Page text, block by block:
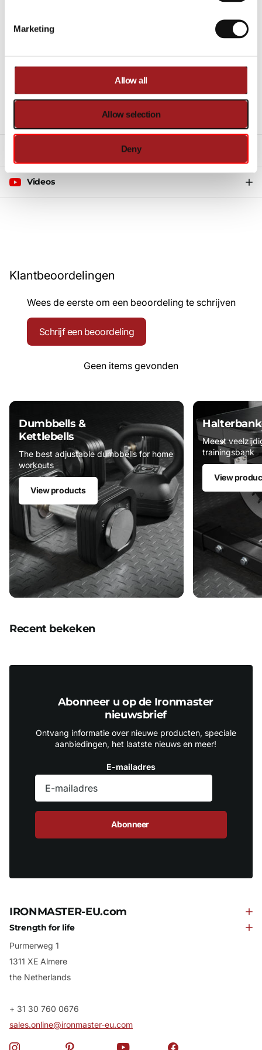
Marketing
Allow all
Allow selection
Deny
Videos
Klantbeoordelingen
Wees de eerste om een beoordeling te schrijven
Schrijf een beoordeling
Geen items gevonden
Dumbbells &
Kettlebells
The best adjustable dumbbells for home
workouts
View products
Meest
trainingsbank
View
Recent bekeken
Abonneer u op de Ironmaster
nieuwsbrief
Ontvang informatie over nieuwe producten, speciale
aanbiedingen, het laatste nieuws en meer!
E-mailadres
Abonneer
IRONMASTER-EU.com
Strength for life
Purmerweg 1
1311 XE Almere
the Netherlands
+ 31 30 760 0676
sales.online@ironmaster-eu.com